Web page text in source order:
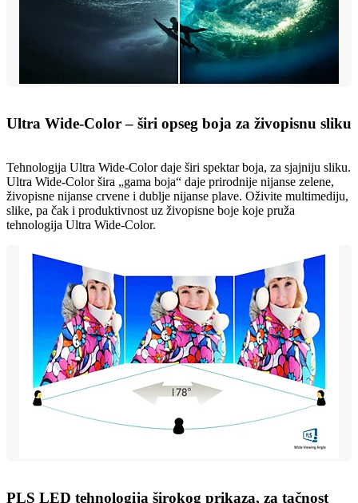
Ultra Wide-Color – širi opseg boja za živopisnu sliku
Tehnologija Ultra Wide-Color daje širi spektar boja, za sjajniju sliku.
Ultra Wide-Color šira „gama boja“ daje prirodnije nijanse zelene,
živopisne nijanse crvene i dublje nijanse plave. Oživite multimediju,
slike, pa čak i produktivnost uz živopisne boje koje pruža
tehnologija Ultra Wide-Color.
PLS LED tehnologija širokog prikaza, za tačnost